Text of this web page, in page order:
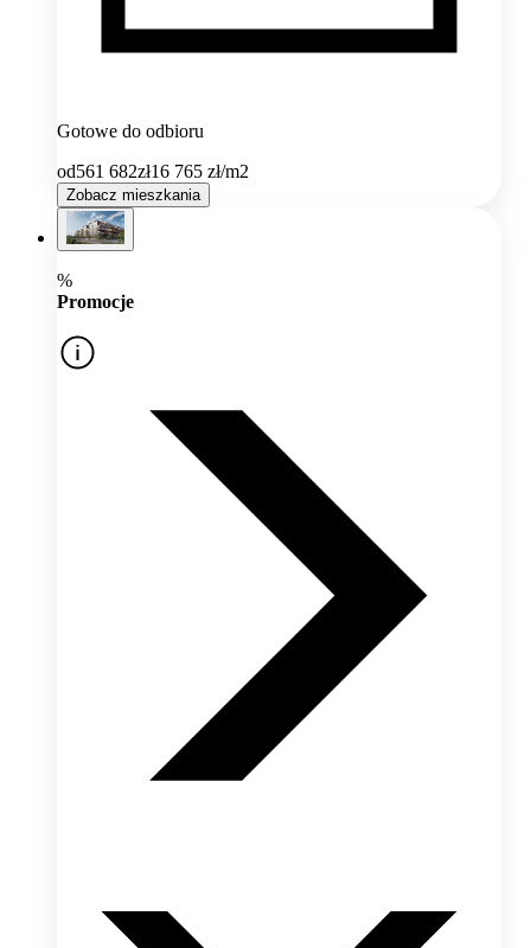
Gotowe do odbioru
od561 682zł16 765 zł/m2
Zobacz mieszkania
%
Promocje